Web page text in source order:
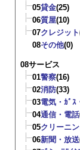
05貸金(25)
06質屋(10)
07クレジット
08その他(0)
08サービス
01警察(16)
02消防(33)
03電気・ｶﾞｽ
04通信・電話
05クリーニ
06新聞・放送